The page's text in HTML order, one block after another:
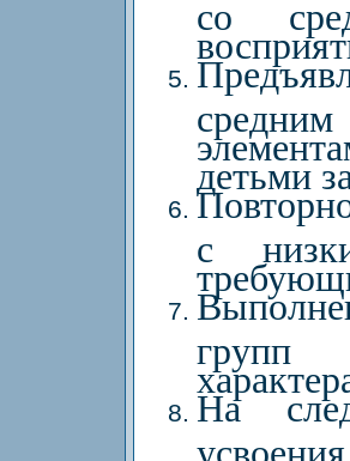
со
средним
детьми
с
групп
На